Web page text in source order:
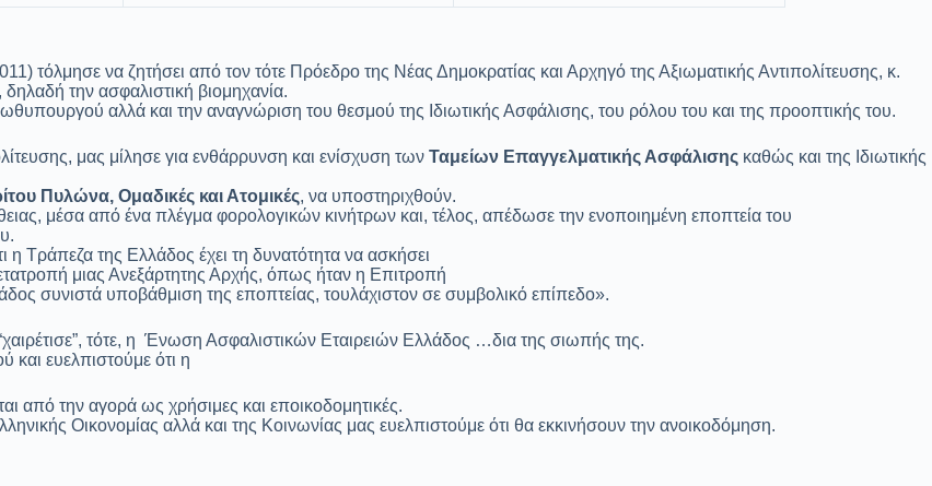
τόλμησε να ζητήσει από τον τότε Πρόεδρο της Νέας Δημοκρατίας και Αρχηγό της Αξιωματικής Αντιπολίτευσης, κ.
την ασφαλιστική βιομηχανία.
αλλά και την αναγνώριση του θεσμού της Ιδιωτικής Ασφάλισης, του ρόλου του και της προοπτικής του.
μας μίλησε για ενθάρρυνση και ενίσχυση των Ταμείων Επαγγελματικής Ασφάλισης καθώς και της Ιδιωτικής
Πυλώνα, Ομαδικές και Ατομικές, να υποστηριχθούν.
μέσα από ένα πλέγμα φορολογικών κινήτρων και, τέλος, απέδωσε την ενοποιημένη εποπτεία του
Τράπεζα της Ελλάδος έχει τη δυνατότητα να ασκήσει
μιας Ανεξάρτητης Αρχής, όπως ήταν η Επιτροπή
συνιστά υποβάθμιση της εποπτείας, τουλάχιστον σε συμβολικό επίπεδο».
τότε, η Ένωση Ασφαλιστικών Εταιρειών Ελλάδος …δια της σιωπής της.
ευελπιστούμε ότι η
από την αγορά ως χρήσιμες και εποικοδομητικές.
Οικονομίας αλλά και της Κοινωνίας μας ευελπιστούμε ότι θα εκκινήσουν την ανοικοδόμηση.